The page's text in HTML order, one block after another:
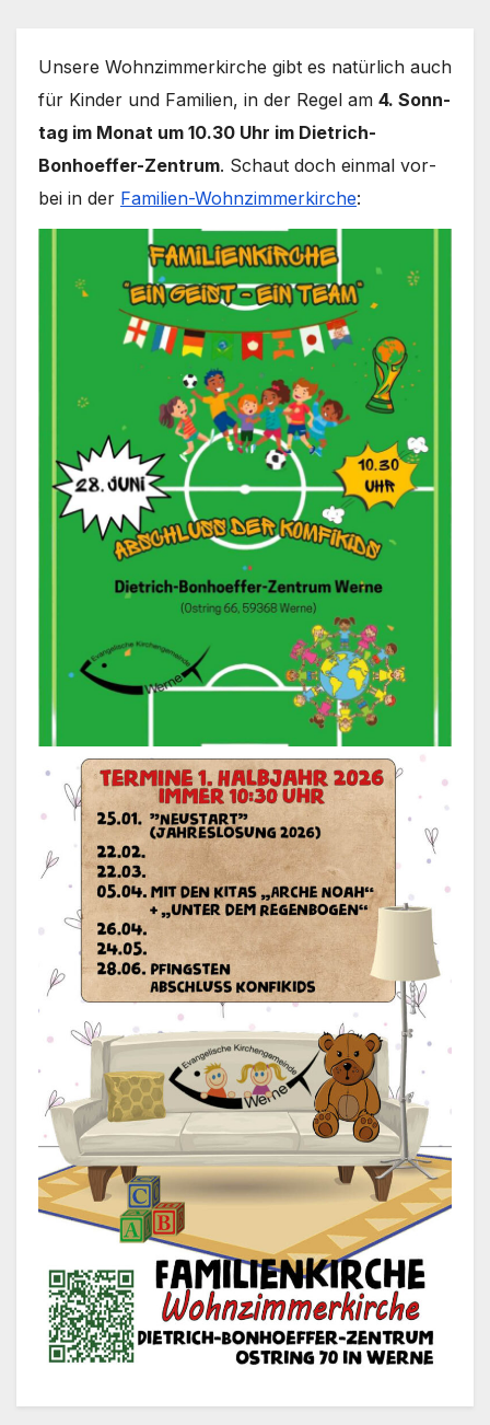
Unse­re Wohn­zim­mer­kir­che gibt es natür­lich auch
für Kin­der und Fami­li­en, in der Regel am 4. Sonn­
tag im Monat um 10.30 Uhr im Dietrich-
Bonhoeffer-Zentrum. Schaut doch ein­mal vor­
bei in der Familien-Wohnzimmerkirche: